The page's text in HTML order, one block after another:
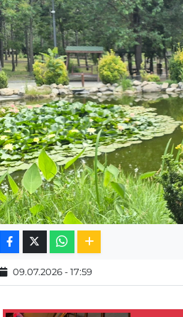
09.07.2026 - 17:59